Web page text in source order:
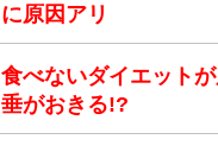
に原因アリ
食べないダイエット
垂がおきる!?